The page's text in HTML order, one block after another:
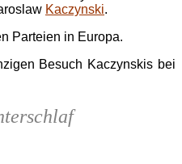
Kaczynski.
Parteien in Europa.
Besuch Kaczynskis bei